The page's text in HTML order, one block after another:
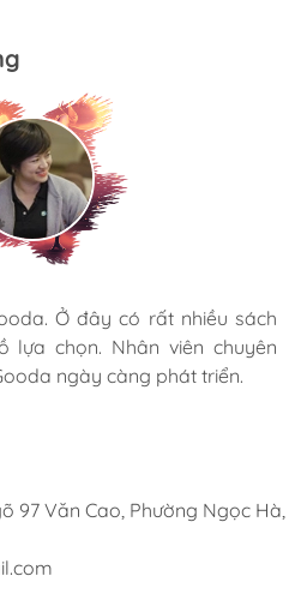
Ở đây có rất nhiều sách
lựa chọn. Nhân viên chuyên
ngày càng phát triển.
Ở đây có rất nhiều sách
lựa chọn. Nhân viên chuyên
ngày càng phát triển.
Ở đây có rất nhiều sách
lựa chọn. Nhân viên chuyên
ngày càng phát triển.
97 Văn Cao, Phường Ngọc Hà,